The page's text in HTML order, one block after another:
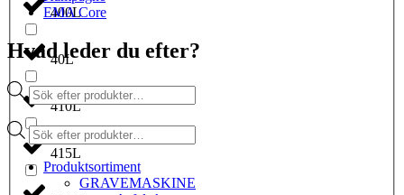
400L
40L
410L
415L
EMA Core
Hvad leder du efter?
Products
search
Products
search
Produktsortiment
GRAVEMASKINE